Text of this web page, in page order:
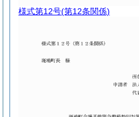
様式第12号(第12条関係)